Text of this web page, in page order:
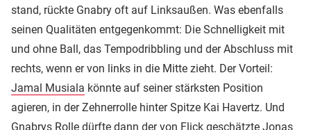
stand, rückte Gnabry oft auf Linksaußen. Was ebenfalls
seinen Qualitäten entgegenkommt: Die Schnelligkeit mit
und ohne Ball, das Tempodribbling und der Abschluss mit
rechts, wenn er von links in die Mitte zieht. Der Vorteil:
Jamal Musiala könnte auf seiner stärksten Position
agieren, in der Zehnerrolle hinter Spitze Kai Havertz. Und
Gnabrys Rolle dürfte dann der von Flick geschätzte Jonas